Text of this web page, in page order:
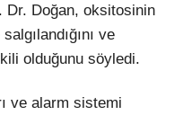
Dr. Doğan, oksitosinin
ve
olduğunu söyledi.
ve alarm sistemi